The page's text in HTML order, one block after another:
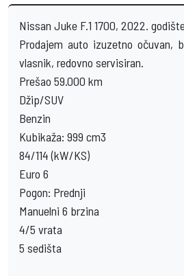
Nissan Juke F.1 1700, 2022.
Prodajem auto izuzetno očuvan,
vlasnik, redovno servisiran.
Prešao 59.000 km
Džip/SUV
Benzin
Kubikaža: 999 cm3
84/114 (kW/KS)
Euro 6
Pogon: Prednji
Manuelni 6 brzina
4/5 vrata
5 sedišta